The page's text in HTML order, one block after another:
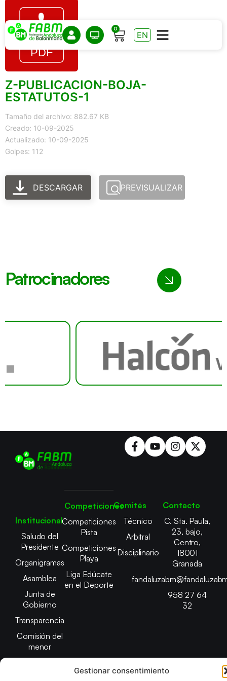
Gestionar consentimiento
0
EN
Z-PUBLICACION-BOJA-
ESTATUTOS-1
Tamaño del archivo: 882.67 KB
Creado: 10-09-2025
Actualizado: 10-09-2025
Golpes: 112
DESCARGAR PREVISUALIZAR
Patrocinadores
Institucional
Saludo del
Presidente
Organigramas
Asamblea
Junta de
Gobierno
Transparencia
Comisión del
menor
Competiciones
Competiciones
Pista
Competiciones
Playa
Liga Edúcate
en el Deporte
Comités
Técnico
Arbitral
Disciplinario
Contacto
C. Sta. Paula,
23, bajo,
Centro,
18001
Granada
958 27 64
32